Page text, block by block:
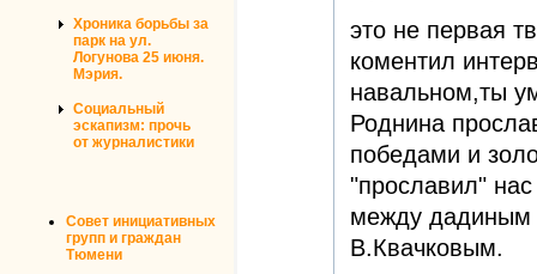
Хроника борьбы за
парк на ул.
Логунова 25 июня.
Мэрия.
Социальный
эскапизм: прочь
от журналистики
Совет инициативных
групп и граждан
Тюмени
это не первая
коментил
навальном,ты
Роднина
победами и
"прославил"
между дадиным
В.Квачковым.